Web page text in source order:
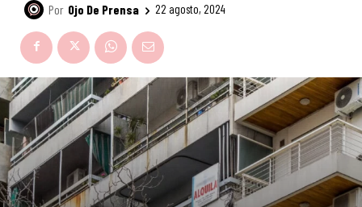
Por Ojo De Prensa 22 agosto, 2024